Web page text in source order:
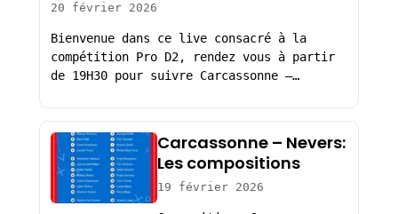
20 février 2026
Bienvenue dans ce live consacré à la
compétition Pro D2, rendez vous à partir
de 19H30 pour suivre Carcassonne –…
Carcassonne – Nevers:
Les compositions
19 février 2026